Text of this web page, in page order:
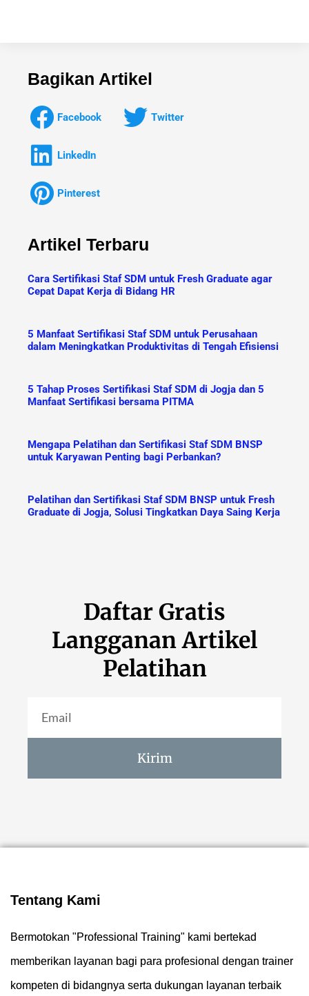
Bagikan Artikel
Facebook Twitter
LinkedIn
Pinterest
Artikel Terbaru
Cara Sertifikasi Staf SDM untuk Fresh Graduate agar
Cepat Dapat Kerja di Bidang HR
5 Manfaat Sertifikasi Staf SDM untuk Perusahaan
dalam Meningkatkan Produktivitas di Tengah Efisiensi
5 Tahap Proses Sertifikasi Staf SDM di Jogja dan 5
Manfaat Sertifikasi bersama PITMA
Mengapa Pelatihan dan Sertifikasi Staf SDM BNSP
untuk Karyawan Penting bagi Perbankan?
Pelatihan dan Sertifikasi Staf SDM BNSP untuk Fresh
Graduate di Jogja, Solusi Tingkatkan Daya Saing Kerja
Daftar Gratis
Langganan Artikel
Pelatihan
Kirim
Tentang Kami
Bermotokan "Professional Training" kami bertekad
memberikan layanan bagi para profesional dengan trainer
kompeten di bidangnya serta dukungan layanan terbaik